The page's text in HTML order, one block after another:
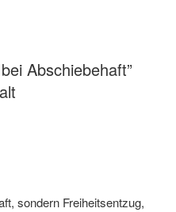
Abschiebehaft”
sondern Freiheitsentzug,